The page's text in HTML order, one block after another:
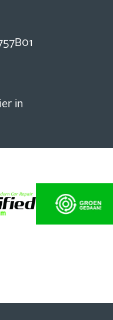
in
Blijf op de hoogte
acties,